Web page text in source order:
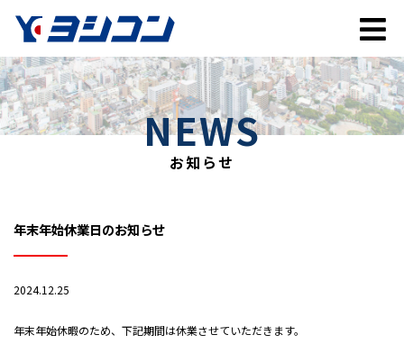
NEWS
お知らせ
年末年始休業日のお知らせ
2024.12.25
年末年始休暇のため、下記期間は休業させていただきます。